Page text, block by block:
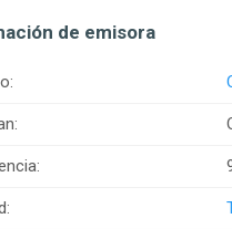
de emisora